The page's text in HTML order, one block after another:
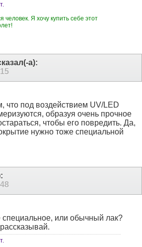
человек. Я хочу купить себе этот
а):
что под воздействием UV/LED
образуя очень прочное
чтобы его повредить. Да,
нужно тоже специальной
специальное, или обычный лак?